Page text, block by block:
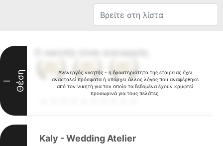
Ανενεργός νικητής - η δραστηριότητα της εταιρείας έχει
ανασταλεί πρόσφατα ή υπάρχει άλλος λόγος που αναφέρθηκε
από τον νικητή για τον οποίο τα δεδομένα έχουν κρυφτεί
προσωρινά για τους πελάτες.
I Θέση
Kaly - Wedding Atelier